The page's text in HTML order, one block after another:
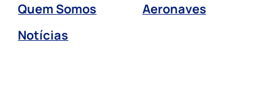
Quem Somos
Aeronaves
Notícias